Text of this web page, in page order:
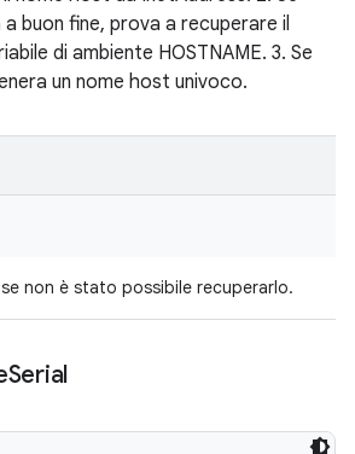
buon fine, prova a recuperare il
di ambiente HOSTNAME. 3. Se
un nome host univoco.
non è stato possibile recuperarlo.
Serial